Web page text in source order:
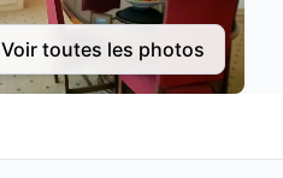
Voir toutes les photos